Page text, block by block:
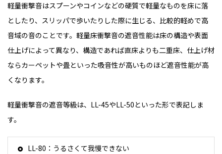
軽量衝撃音はスプーンやコインなどの硬質で軽量なものを床に落
としたり、スリッパで歩いたりした際に生じる、比較的軽めで高
音域の音のことです。軽量床衝撃音の遮音性能は床の構造や表面
仕上げによって異なり、構造であれば直床よりも二重床、仕上げ材
ならカーペットや畳といった吸音性が高いものほど遮音性能が高
くなります。
軽量衝撃音の遮音等級は、LL-45やLL-50といった形で表記しま
す。
LL-80：うるさくて我慢できない